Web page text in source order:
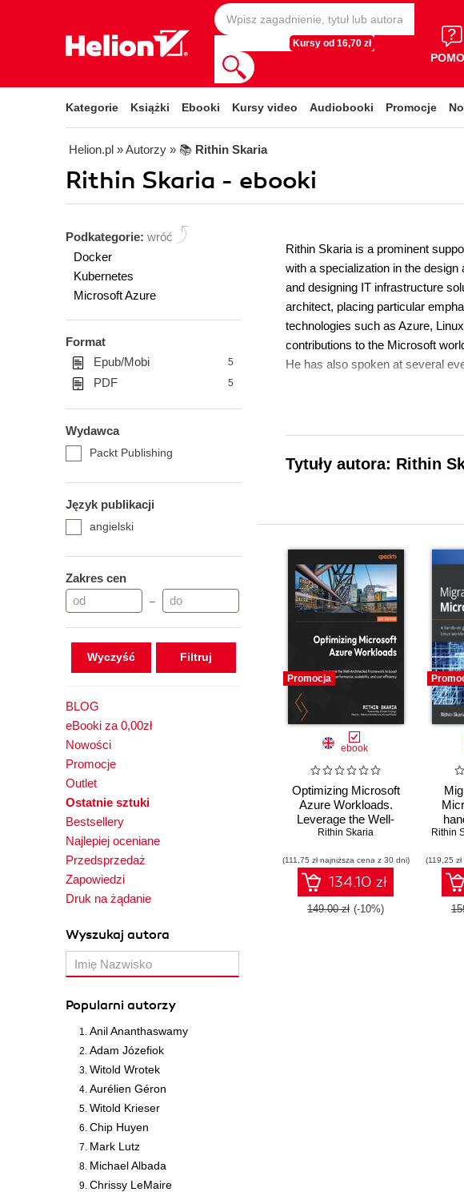
Kursy od 16,70 zł
Kategorie Książki Ebooki Kursy video Audiobooki Promocje
Helion.pl » Autorzy » 📚 Rithin Skaria
Rithin Skaria - ebooki
Podkategorie: wróć
Docker
Kubernetes
Microsoft Azure
Format
Epub/Mobi
5
PDF 5
Wydawca
Packt Publishing
Język publikacji
angielski
Zakres cen
–
Wyczyść
BLOG
eBooki za 0,00zł
Nowości
Promocje
Outlet
Ostatnie sztuki
Bestsellery
Najlepiej oceniane
Przedsprzedaż
Zapowiedzi
Druk na żądanie
Wyszukaj autora
Popularni autorzy
Anil Ananthaswamy
Adam Józefiok
Witold Wrotek
Aurélien Géron
Witold Krieser
Chip Huyen
Mark Lutz
Michael Albada
Chrissy LeMaire
Rithin Skaria is a prominent
with a specialization in the
and designing IT infrastructure
architect, placing particular
technologies such as Azure,
contributions to the Microsoft
He has also spoken at several
Tytuły autora: Rithin
Promocja
ebook
Optimizing Microsoft
Azure Workloads.
Leverage the Well-
Architected Framework
scalability, and cost
efficiency
Rithin Skaria
(111,75 zł najniższa cena z 30 dni)
134.10 zł
149.00 zł (-10%)
Rithin
(119,25